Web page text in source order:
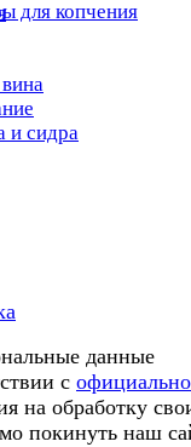
для копчения
и сидра
данные
с
на обработку
покинуть наш